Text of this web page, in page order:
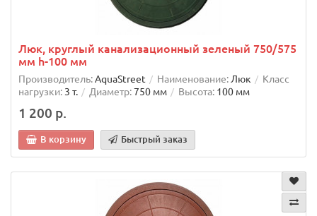
Люк, круглый канализационный зеленый 750/575
мм h-100 мм
Производитель:AquaStreet Наименование: Люк
Класс
нагрузки: 3 т. Диаметр:750 мм Высота: 100 мм
1 200 р.
В корзину Быстрый заказ